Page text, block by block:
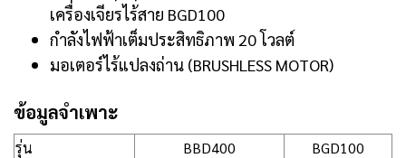
เครื่องเจียรไร้สาย BGD100
กำลังไฟฟ้าเต็มประสิทธิภาพ 20 โวลต์
มอเตอร์ไร้แปลงถ่าน (BRUSHLESS MOTOR)
ข้อมูลจำเพาะ
รุ่น BBD400
BGD100